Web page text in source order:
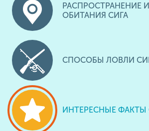
РАСПРОСТРАНЕНИЕ
ОБИТАНИЯ СИГА
СПОСОБЫ ЛОВЛИ
ИНТЕРЕСНЫЕ ФАКТЫ